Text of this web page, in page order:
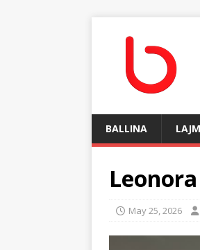
BALLINA
May 25, 2026